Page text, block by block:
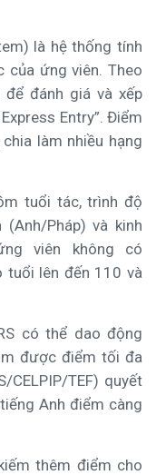
là hệ thống tính
của ứng viên. Theo
để đánh giá và xếp
Entry”. Điểm
làm nhiều hạng
tuổi tác, trình độ
Pháp) và kinh
viên không có
tuổi lên đến 110 và
có thể dao động
được điểm tối đa
CELPIP/TEF) quyết
Anh điểm càng
thêm điểm cho